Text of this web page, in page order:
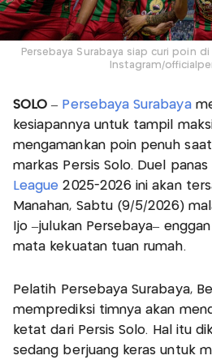
Persebaya Surabaya siap curi poin di
Instagram/
SOLO– Persebaya Surabaya
kesiapannya untuk tampil
mengamankan poin penuh
markas Persis Solo. Duel
League 2025-2026 ini akan
Manahan, Sabtu (9/5/2026)
Ijo –julukan Persebaya–
mata kekuatan tuan rumah.
Pelatih Persebaya Surabaya,
memprediksi timnya akan
ketat dari Persis Solo. Hal itu
sedang berjuang keras untuk